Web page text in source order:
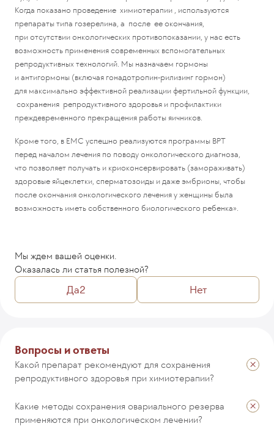
Когда показано проведение химиотерапии , используются
препараты типа гозерелина, а после ее окончания,
при отсутствии онкологических противопоказании, у нас есть
возможность применения современных вспомогательных
репродуктивных технологий. Мы назначаем гормоны
и антигормоны (включая гонадотропин-рилизинг гормон)
для максимально эффективной реализации фертильной функции,
сохранения репродуктивного здоровья и профилактики
преждевременного прекращения работы яичников.
Кроме того, в ЕМС успешно реализуются программы ВРТ
перед началом лечения по поводу онкологического диагноза,
что позволяет получать и криоконсервировать (замораживать)
здоровые яйцеклетки, сперматозоиды и даже эмбрионы, чтобы
после окончания онкологического лечения у женщины была
возможность иметь собственного биологического ребенка».
Мы ждем вашей оценки.
Оказалась ли статья полезной?
Да2 Нет
Вопросы и ответы
Какой препарат рекомендуют для сохранения
репродуктивного здоровья при химиотерапии?
Какие методы сохранения овариального резерва
применяются при онкологическом лечении?